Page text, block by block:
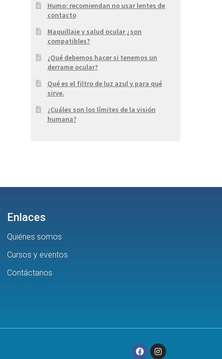
Humo: recomiendan no usar lentes de
contacto
Maquillaje y salud ocular ¿son
compatibles?
¿Qué debemos hacer si tenemos un
derrame ocular?
Qué es el filtro de luz azul y para qué
sirve.
¿Cuáles son los límites de la visión
humana?
Enlaces
Quiénes somos
Cursos y eventos
Contáctanos